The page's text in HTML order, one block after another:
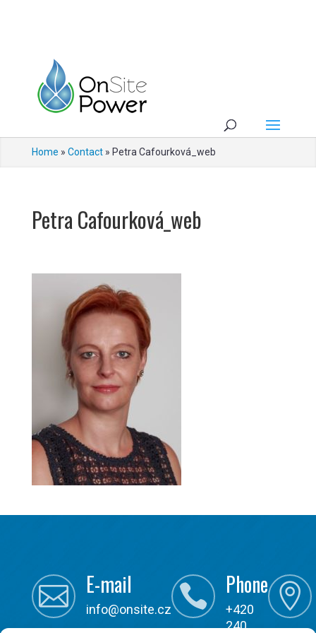
Home » Contact» Petra Cafourková_web
Petra Cafourková_web
 E-mail
info@onsite.cz  Phone
+420
240
